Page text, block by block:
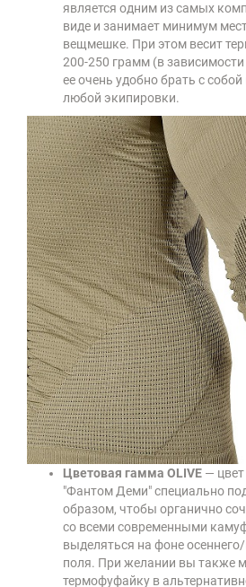
является одним из самых
виде и занимает минимум
вещмешке. При этом весит
200-250 грамм (в
ее очень удобно брать с
любой экипировки.
Цветовая гамма OLIVE —
"Фантом Деми" специально
образом, чтобы органично
со всеми современными
выделяться на фоне
поля. При желании вы также
термофуфайку в